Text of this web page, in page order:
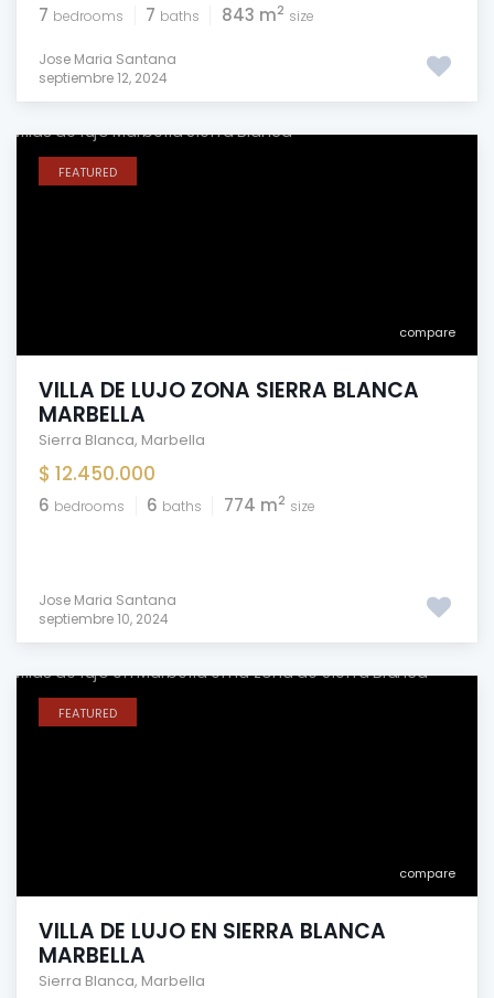
7 bedrooms 7 baths 843 m2 size
Jose Maria Santana
septiembre 12, 2024
compare
FEATURED
VILLA DE LUJO ZONA SIERRA BLANCA
MARBELLA
Sierra Blanca, Marbella
$ 12.450.000
6 bedrooms 6 baths 774 m2 size
Jose Maria Santana
septiembre 10, 2024
compare
FEATURED
VILLA DE LUJO EN SIERRA BLANCA
MARBELLA
Sierra Blanca, Marbella